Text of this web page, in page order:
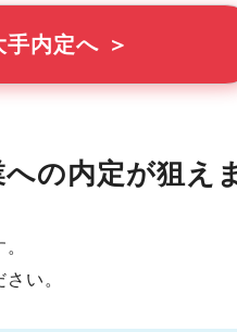
内定へ ＞
への内定が狙え
い。